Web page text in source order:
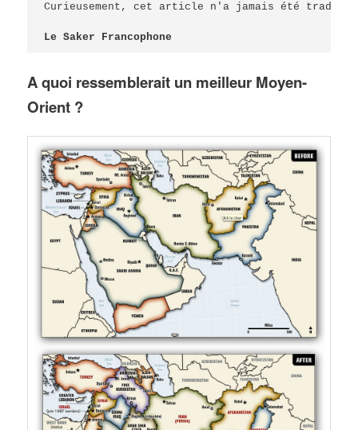
Curieusement, cet article n'a jamais été traduit
Le Saker Francophone
A quoi ressemblerait un meilleur Moyen-
Orient ?